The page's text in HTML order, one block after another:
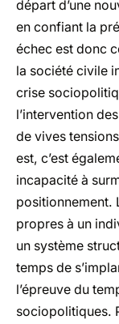
départ d’une
en confiant la
échec est donc
la société civile
crise
l’intervention
de vives
est, c’est
incapacité à
positionnement.
propres à un
un système
temps de
l’épreuve du
sociopolitiques.